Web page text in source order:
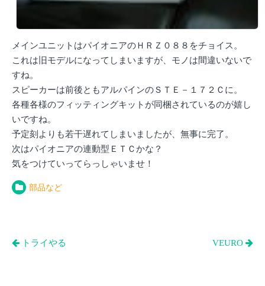
メインユニットはパイオニアのＨＲＺ０８８をチョイス。
これは旧モデルになってしまいますが、モノは間違いないで
すね。
スピーカーは前後ともアルパインのＳＴＥ－１７２Ｃに。
各種各様のフィッティングキットが同梱されているのが嬉し
いですね。
予定刻よりも若干遅れてしまいましたが、無事に完了。
次はパイオニアの連動型ＥＴＣかな？
気をつけていってらっしゃいませ！
部品など
投トライやる VEURO